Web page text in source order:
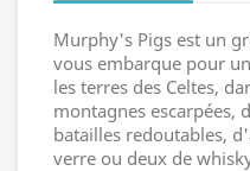
Murphy's Pigs est un
vous embarque pour
les terres des Celtes,
montagnes escarpées,
batailles redoutables,
verre ou deux de